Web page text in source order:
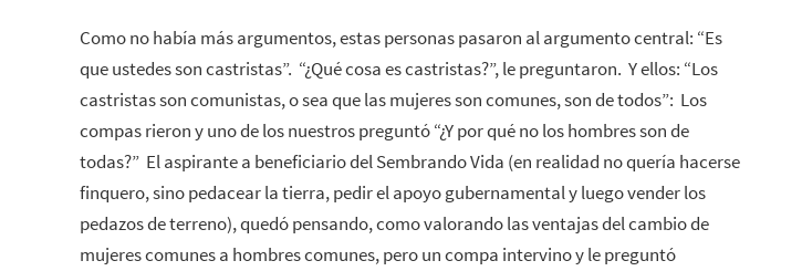
Como no había más argumentos, estas personas pasaron al argumento central: “Es
que ustedes son castristas”. “¿Qué cosa es castristas?”, le preguntaron. Y ellos: “Los
castristas son comunistas, o sea que las mujeres son comunes, son de todos”: Los
compas rieron y uno de los nuestros preguntó “¿Y por qué no los hombres son de
todas?” El aspirante a beneficiario del Sembrando Vida (en realidad no quería hacerse
finquero, sino pedacear la tierra, pedir el apoyo gubernamental y luego vender los
pedazos de terreno), quedó pensando, como valorando las ventajas del cambio de
mujeres comunes a hombres comunes, pero un compa intervino y le preguntó